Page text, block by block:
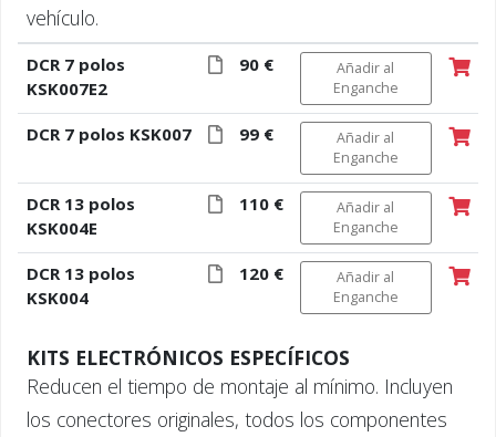
vehículo.
DCR 7 polos
KSK007E2
90 €
Añadir al
Enganche
DCR 7 polos KSK007 99 €
Añadir al
Enganche
DCR 13 polos
KSK004E
110 €
Añadir al
Enganche
DCR 13 polos
KSK004
120 €
Añadir al
Enganche
KITS ELECTRÓNICOS ESPECÍFICOS
Reducen el tiempo de montaje al mínimo. Incluyen
los conectores originales, todos los componentes